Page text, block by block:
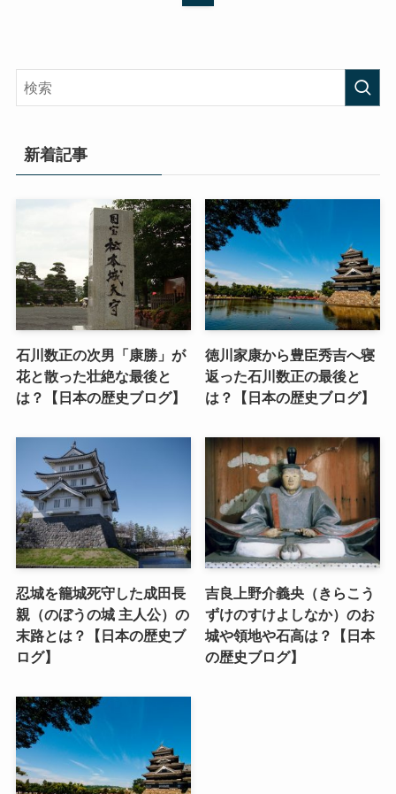
新着記事
石川数正の次男「康勝」が
花と散った壮絶な最後と
は？【日本の歴史ブログ】
徳川家康から豊臣秀吉へ寝
返った石川数正の最後と
は？【日本の歴史ブログ】
忍城を籠城死守した成田長
親（のぼうの城 主人公）の
末路とは？【日本の歴史ブ
ログ】
吉良上野介義央（きらこう
ずけのすけよしなか）のお
城や領地や石高は？【日本
の歴史ブログ】